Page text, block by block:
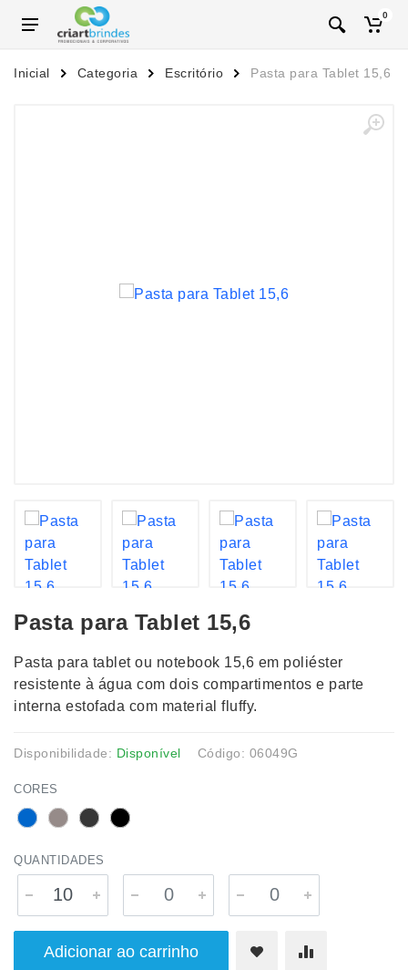
0
Inicial Categoria Escritório Pasta para Tablet 15,6
Pasta para Tablet 15,6
Pasta para tablet ou notebook 15,6 em poliéster
resistente à água com dois compartimentos e parte
interna estofada com material fluffy.
Disponibilidade: Disponível Código: 06049G
CORES
QUANTIDADES
Adicionar ao carrinho